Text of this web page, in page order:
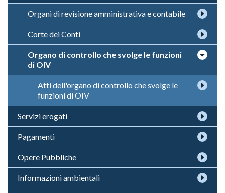
Organi di revisione amministrativa e contabile
Corte dei Conti
Organo di controllo che svolge le funzioni
di OIV
Atti dell'organo di controllo che svolge le
funzioni di OIV
Servizi erogati
Pagamenti
Opere Pubbliche
Informazioni ambientali